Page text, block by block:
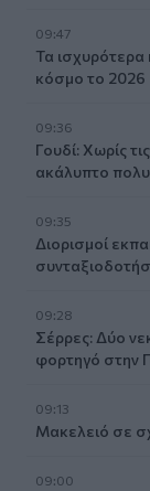
09:47
Τα ισχυρότερα
κόσμο το 2026
09:36
Γουδί: Χωρίς
ακάλυπτο
09:35
Διορισμοί
09:28
Σέρρες: Δύο
φορτηγό στην
09:13
Μακελειό σε
09:00